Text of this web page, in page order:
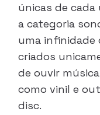
únicas de
a categoria
uma infinidade
criados
de ouvir
como vinil e
disc.